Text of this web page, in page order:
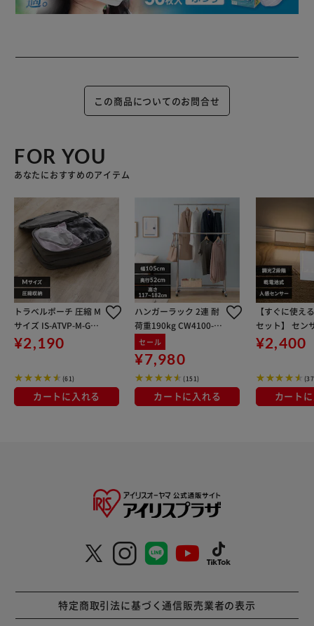
この商品についてのお問合せ
FOR YOU
あなたにおすすめのアイテム
トラベルポーチ 圧縮 M
サイズ IS-ATVP-M-GY
M／ダークグレー旅行
用品 帰省【代引き不
¥2,190
(61)
カートに入れる
ハンガーラック 2連 耐
荷重190kg CW4100-T
1 パイプハンガー シル
バー
セール
¥7,980
(151)
カートに入れる
【すぐに使え
セット】 セン
ト LED 乾電池
ルスタンドタ
¥2,400
カート
特定商取引法に基づく通信販売業者の表示